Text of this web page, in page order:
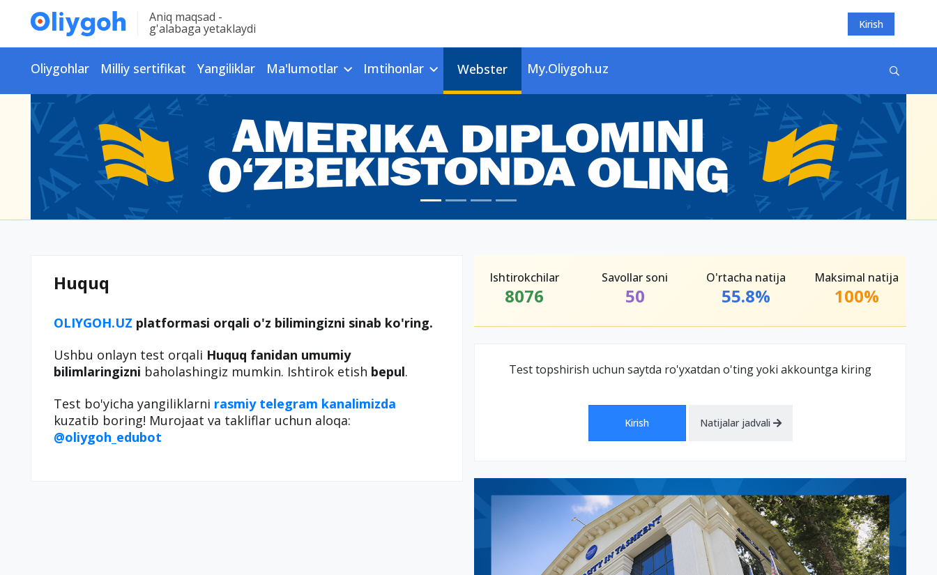
Aniq maqsad -
g'alabaga yetaklaydi Kirish
Oliygohlar Milliy sertifikat Yangiliklar Ma'lumotlar Imtihonlar Webster My.Oliygoh.uz
Huquq
OLIYGOH.UZ platformasi orqali o'z bilimingizni sinab ko'ring.
Ushbu onlayn test orqali Huquq fanidan umumiy
bilimlaringizni baholashingiz mumkin. Ishtirok etish bepul.
Test bo'yicha yangiliklarni rasmiy telegram kanalimizda
kuzatib boring! Murojaat va takliflar uchun aloqa:
@oliygoh_edubot
Ishtirokchilar
8076
Savollar soni
50
O'rtacha natija
55.8%
Maksimal natija
100%
Test topshirish uchun saytda ro'yxatdan o'ting yoki akkountga kiring
Kirish Natijalar jadvali